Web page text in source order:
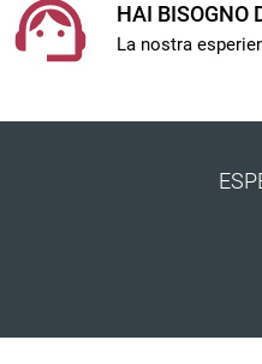
HAI BISOGNO
La nostra